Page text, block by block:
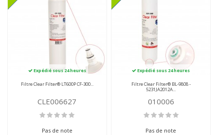
Expédié sous 24 heures
Filtre Clear Filter® LT600P CF-300...
CLE006627
Pas de note
Expédié sous 24 heures
Filtre Clear Filter® BL-9808 -
5231JA2012A...
010006
Pas de note